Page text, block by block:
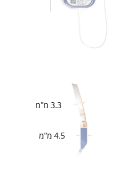
3.3 מ"מ
4.5 מ"מ